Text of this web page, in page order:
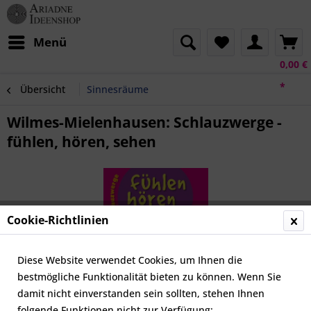
Menü
0,00 €
*
Übersicht Sinnesräume
Wilmes-Mielenhausen: Schlauzwerge -
fühlen, hören, sehen
Cookie-Richtlinien
Diese Website verwendet Cookies, um Ihnen die
bestmögliche Funktionalität bieten zu können. Wenn Sie
damit nicht einverstanden sein sollten, stehen Ihnen